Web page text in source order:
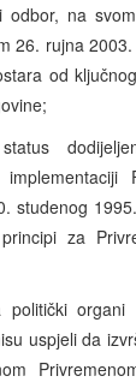
odbor, na
26. rujna
od
studenog
za
politički organi
uspjeli da